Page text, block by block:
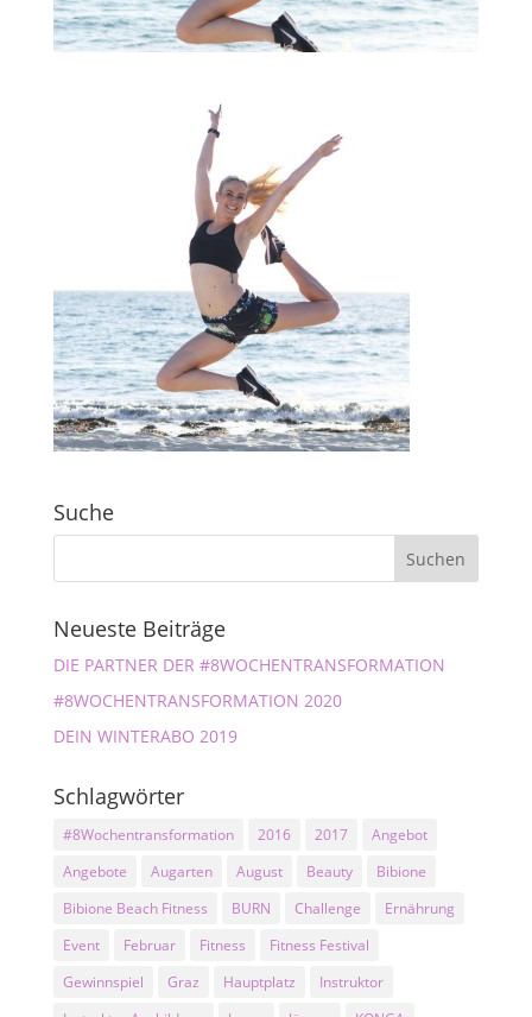
Suche
Neueste Beiträge
DIE PARTNER DER #8WOCHENTRANSFORMATION
#8WOCHENTRANSFORMATION 2020
DEIN WINTERABO 2019
Schlagwörter
#8Wochentransformation 2016 2017
Angebot
Angebote
Augarten August Beauty
Bibione
Bibione Beach Fitness
BURN Challenge
Ernährung
Event
Februar Fitness
Fitness Festival
Gewinnspiel
Graz Hauptplatz
Instruktor